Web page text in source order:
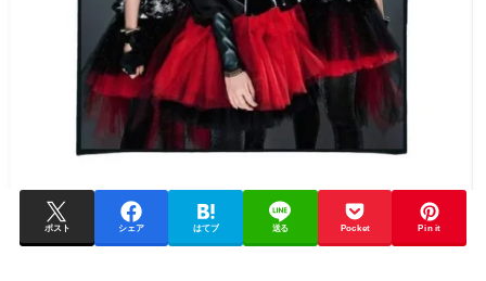
ポスト シェア はてブ 送る Pocket Pin it